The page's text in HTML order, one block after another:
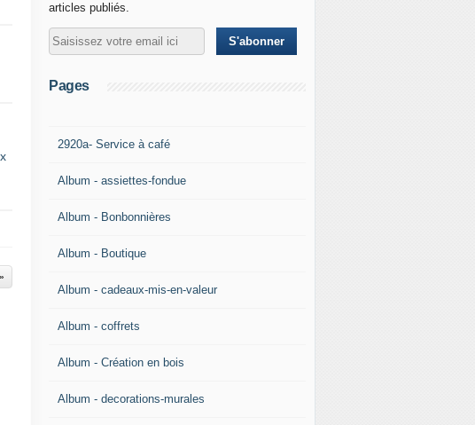
articles publiés.
Pages
2920a- Service à café
Album - assiettes-fondue
Album - Bonbonnières
Album - Boutique
Album - cadeaux-mis-en-valeur
Album - coffrets
Album - Création en bois
Album - decorations-murales